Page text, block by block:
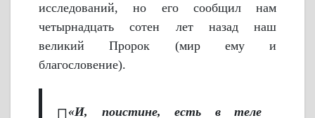
исследований, но его сообщил нам
четырнадцать сотен лет назад наш
великий Пророк (мир ему и
благословение).
«И, поистине, есть в теле